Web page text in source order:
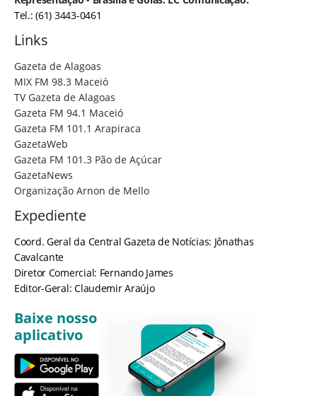
Tel.: (61) 3443-0461
Links
Gazeta de Alagoas
MIX FM 98.3 Maceió
TV Gazeta de Alagoas
Gazeta FM 94.1 Maceió
Gazeta FM 101.1 Arapiraca
GazetaWeb
Gazeta FM 101.3 Pão de Açúcar
GazetaNews
Organização Arnon de Mello
Expediente
Coord. Geral da Central Gazeta de Notícias: Jônathas
Cavalcante
Diretor Comercial: Fernando James
Editor-Geral: Claudemir Araújo
Baixe nosso
aplicativo